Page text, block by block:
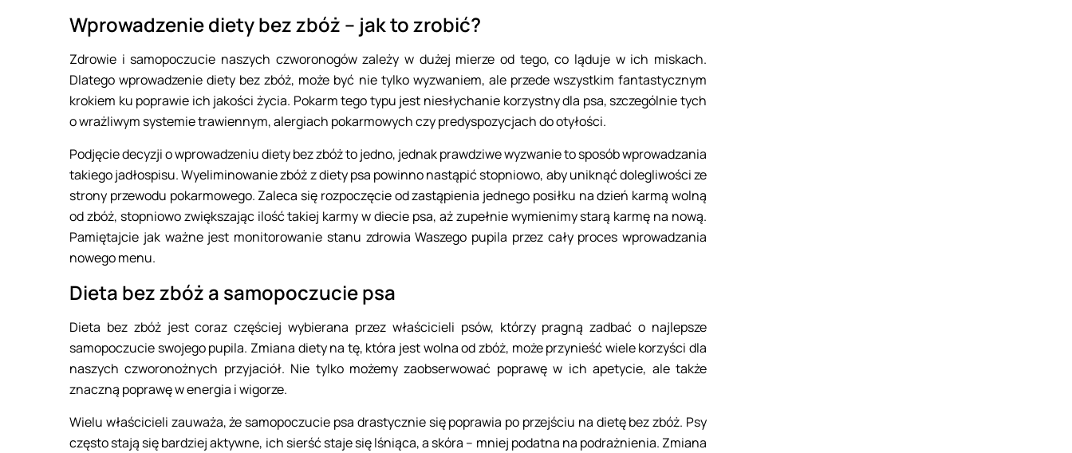
Wprowadzenie diety bez zbóż – jak to zrobić?
Zdrowie i samopoczucie naszych czworonogów zależy w dużej mierze od tego, co ląduje w ich miskach.
Dlatego wprowadzenie diety bez zbóż, może być nie tylko wyzwaniem, ale przede wszystkim fantastycznym
krokiem ku poprawie ich jakości życia. Pokarm tego typu jest niesłychanie korzystny dla psa, szczególnie tych
o wrażliwym systemie trawiennym, alergiach pokarmowych czy predyspozycjach do otyłości.
Podjęcie decyzji o wprowadzeniu diety bez zbóż to jedno, jednak prawdziwe wyzwanie to sposób wprowadzania
takiego jadłospisu. Wyeliminowanie zbóż z diety psa powinno nastąpić stopniowo, aby uniknąć dolegliwości ze
strony przewodu pokarmowego. Zaleca się rozpoczęcie od zastąpienia jednego posiłku na dzień karmą wolną
od zbóż, stopniowo zwiększając ilość takiej karmy w diecie psa, aż zupełnie wymienimy starą karmę na nową.
Pamiętajcie jak ważne jest monitorowanie stanu zdrowia Waszego pupila przez cały proces wprowadzania
nowego menu.
Dieta bez zbóż a samopoczucie psa
Dieta bez zbóż jest coraz częściej wybierana przez właścicieli psów, którzy pragną zadbać o najlepsze
samopoczucie swojego pupila. Zmiana diety na tę, która jest wolna od zbóż, może przynieść wiele korzyści dla
naszych czworonożnych przyjaciół. Nie tylko możemy zaobserwować poprawę w ich apetycie, ale także
znaczną poprawę w energia i wigorze.
Wielu właścicieli zauważa, że samopoczucie psa drastycznie się poprawia po przejściu na dietę bez zbóż. Psy
często stają się bardziej aktywne, ich sierść staje się lśniąca, a skóra – mniej podatna na podrażnienia. Zmiana